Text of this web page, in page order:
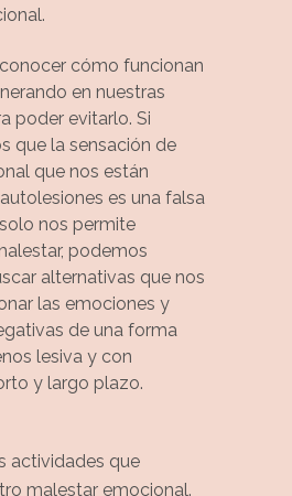
cómo funcionan
en nuestras
poder evitarlo. Si
que la sensación de
que nos están
es una falsa
nos permite
podemos
alternativas que nos
las emociones y
de una forma
lesiva y con
y largo plazo.
actividades que
malestar emocional.